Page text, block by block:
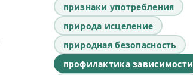
признаки употребления
природа исцеление
природная безопасность
профилактика зависимости